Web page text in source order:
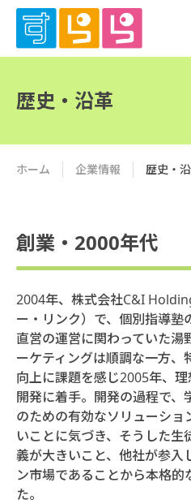
歴史・沿革
ホーム 企業情報 歴史・
創業・2000年代
2004年、株式会社C&I
ー・リンク）で、個別指導
直営の運営に関わっていた湯
ーケティングは順調な一方、
向上に課題を感じ2005年、
開発に着手。開発の過程で、
のための有効なソリューシ
いことに気づき、そうした
義が大きいこと、他社が参入
ン市場であることから本格
た。